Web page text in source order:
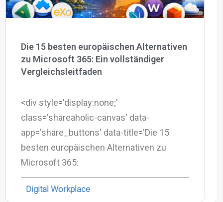
Architektur
Open Source
Über uns
Kontakt
Testen Sie eXo
Die 15 besten europäischen Alternativen
zu Microsoft 365: Ein vollständiger
Vergleichsleitfaden
<div style='display:none;'
class='shareaholic-canvas' data-
app='share_buttons' data-title='Die 15
besten europäischen Alternativen zu
Microsoft 365:
Digital Workplace